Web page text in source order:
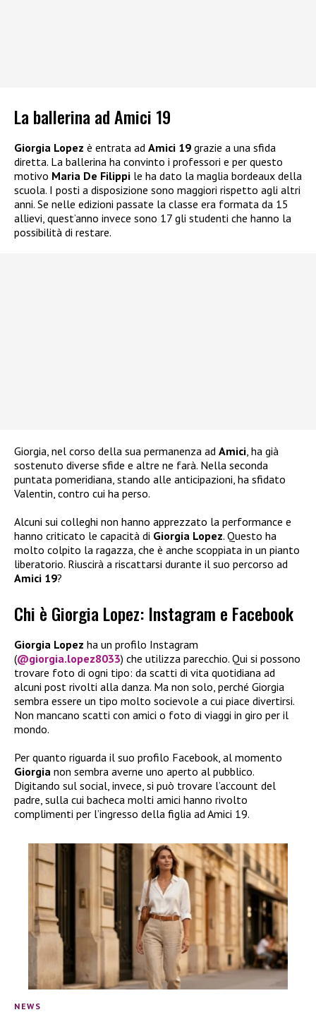
La ballerina ad Amici 19
Giorgia Lopez è entrata ad Amici 19 grazie a una sfida
diretta. La ballerina ha convinto i professori e per questo
motivo Maria De Filippi le ha dato la maglia bordeaux della
scuola. I posti a disposizione sono maggiori rispetto agli altri
anni. Se nelle edizioni passate la classe era formata da 15
allievi, quest’anno invece sono 17 gli studenti che hanno la
possibilità di restare.
Giorgia, nel corso della sua permanenza ad Amici , ha già
sostenuto diverse sfide e altre ne farà. Nella seconda
puntata pomeridiana, stando alle anticipazioni, ha sfidato
Valentin, contro cui ha perso.
Alcuni sui colleghi non hanno apprezzato la performance e
hanno criticato le capacità di Giorgia Lopez. Questo ha
molto colpito la ragazza, che è anche scoppiata in un pianto
liberatorio. Riuscirà a riscattarsi durante il suo percorso ad
Amici 19?
Chi è Giorgia Lopez: Instagram e Facebook
Giorgia Lopez ha un profilo Instagram
(@giorgia.lopez8033) che utilizza parecchio. Qui si possono
trovare foto di ogni tipo: da scatti di vita quotidiana ad
alcuni post rivolti alla danza. Ma non solo, perché Giorgia
sembra essere un tipo molto socievole a cui piace divertirsi.
Non mancano scatti con amici o foto di viaggi in giro per il
mondo.
Per quanto riguarda il suo profilo Facebook, al momento
Giorgia non sembra averne uno aperto al pubblico.
Digitando sul social, invece, si può trovare l’account del
padre, sulla cui bacheca molti amici hanno rivolto
complimenti per l’ingresso della figlia ad Amici 19.
NEWS